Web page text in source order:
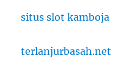
situs slot kamboja
terlanjurbasah.net